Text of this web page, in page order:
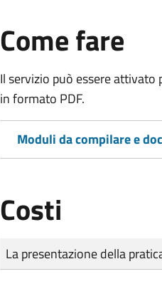
Come fare
Il servizio può essere
in formato PDF.
Moduli da compilare e
Costi
Tipo di pagamento
Importo
La presentazione della